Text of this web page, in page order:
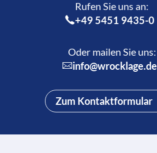
Rufen Sie uns an:­
+49 5451 9435-0
Oder mailen Sie uns:
info@wrocklage.de
Zum Kontaktformular